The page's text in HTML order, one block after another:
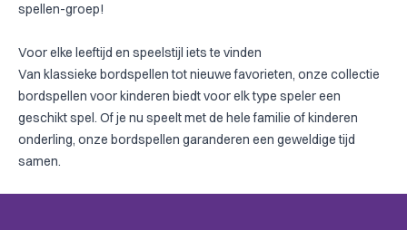
spellen-groep!
Voor elke leeftijd en speelstijl iets te vinden
Van klassieke bordspellen tot nieuwe favorieten, onze collectie
bordspellen voor kinderen biedt voor elk type speler een
geschikt spel. Of je nu speelt met de hele familie of kinderen
onderling, onze bordspellen garanderen een geweldige tijd
samen.